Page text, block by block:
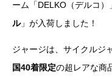
ーム「DELKO（デルコ）
ル」が入荷しました！
ジャージは、サイクルジ
国40着限定の超レアな商